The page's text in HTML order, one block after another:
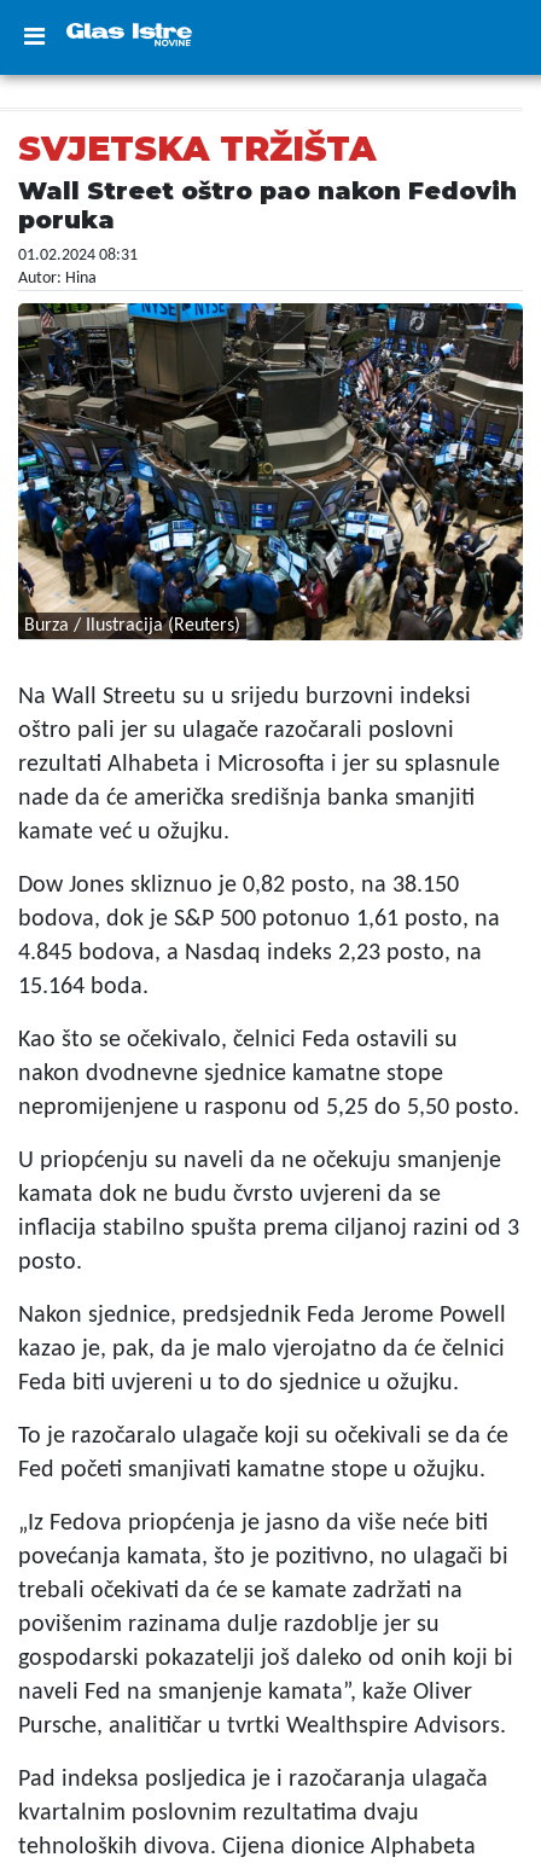
SVJETSKA TRŽIŠTA
Wall Street oštro pao nakon Fedovih
poruka
01.02.2024 08:31
Autor: Hina
Burza / Ilustracija (Reuters)
Na Wall Streetu su u srijedu burzovni indeksi
oštro pali jer su ulagače razočarali poslovni
rezultati Alhabeta i Microsofta i jer su splasnule
nade da će američka središnja banka smanjiti
kamate već u ožujku.
Dow Jones skliznuo je 0,82 posto, na 38.150
bodova, dok je S&P 500 potonuo 1,61 posto, na
4.845 bodova, a Nasdaq indeks 2,23 posto, na
15.164 boda.
Kao što se očekivalo, čelnici Feda ostavili su
nakon dvodnevne sjednice kamatne stope
nepromijenjene u rasponu od 5,25 do 5,50 posto.
U priopćenju su naveli da ne očekuju smanjenje
kamata dok ne budu čvrsto uvjereni da se
inflacija stabilno spušta prema ciljanoj razini od 3
posto.
Nakon sjednice, predsjednik Feda Jerome Powell
kazao je, pak, da je malo vjerojatno da će čelnici
Feda biti uvjereni u to do sjednice u ožujku.
To je razočaralo ulagače koji su očekivali se da će
Fed početi smanjivati kamatne stope u ožujku.
„Iz Fedova priopćenja je jasno da više neće biti
povećanja kamata, što je pozitivno, no ulagači bi
trebali očekivati da će se kamate zadržati na
povišenim razinama dulje razdoblje jer su
gospodarski pokazatelji još daleko od onih koji bi
naveli Fed na smanjenje kamata”, kaže Oliver
Pursche, analitičar u tvrtki Wealthspire Advisors.
Pad indeksa posljedica je i razočaranja ulagača
kvartalnim poslovnim rezultatima dvaju
tehnoloških divova. Cijena dionice Alphabeta